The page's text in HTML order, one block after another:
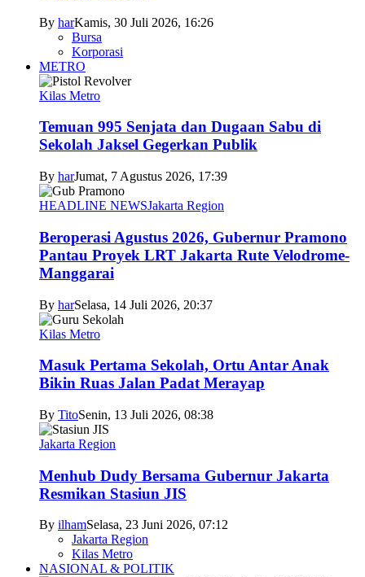
By harKamis, 30 Juli 2026, 16:26
Bursa
Korporasi
METRO
Kilas Metro
Temuan 995 Senjata dan Dugaan Sabu di
Sekolah Jaksel Gegerkan Publik
By harJumat, 7 Agustus 2026, 17:39
HEADLINE NEWSJakarta Region
Beroperasi Agustus 2026, Gubernur Pramono
Pantau Proyek LRT Jakarta Rute Velodrome-
Manggarai
By harSelasa, 14 Juli 2026, 20:37
Kilas Metro
Masuk Pertama Sekolah, Ortu Antar Anak
Bikin Ruas Jalan Padat Merayap
By TitoSenin, 13 Juli 2026, 08:38
Jakarta Region
Menhub Dudy Bersama Gubernur Jakarta
Resmikan Stasiun JIS
By ilhamSelasa, 23 Juni 2026, 07:12
Jakarta Region
Kilas Metro
NASIONAL & POLITIK